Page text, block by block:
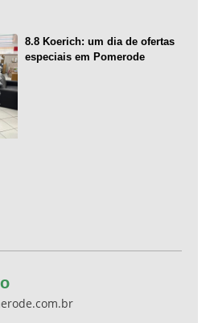
8.8 Koerich: um dia de ofertas
especiais em Pomerode